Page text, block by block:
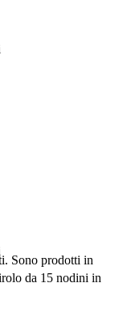
Sono prodotti in
da 15 nodini in